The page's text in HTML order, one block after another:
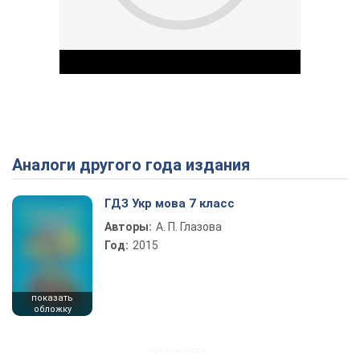
Play Video
Аналоги другого года издания
показать
обложку
ГДЗ Укр мова 7 класс
Авторы: А. П. Глазова
Год: 2015